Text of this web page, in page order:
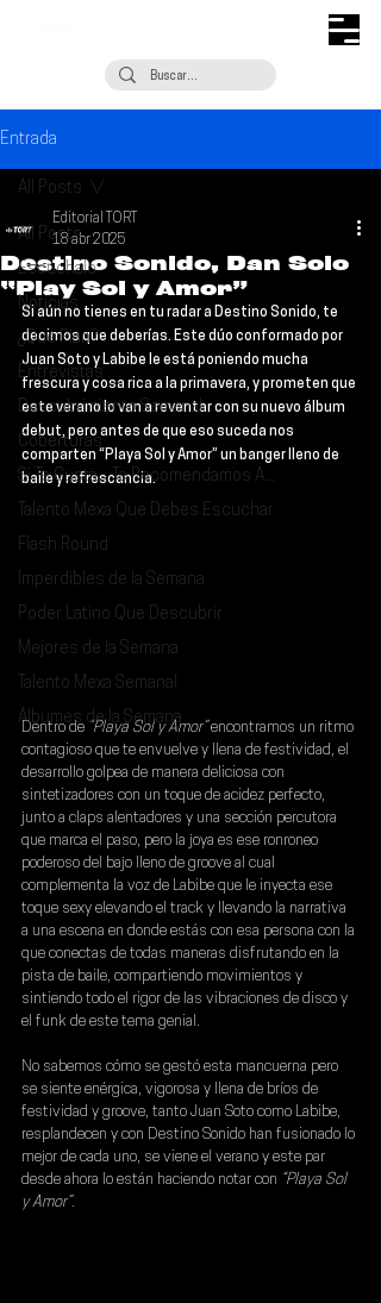
Entrada
All Posts
Escúchalo
Noticias
¿Qué Plan?
Entrevistas
Descubrimiento Semanal
Coberturas
Si Te Gusta... Te Recomendamos A...
Talento Mexa Que Debes Escuchar
Flash Round
Imperdibles de la Semana
Poder Latino Que Descubrir
Mejores de la Semana
Talento Mexa Semanal
Álbumes de la Semana
All Posts
Destino Sonido, Dan Solo
“Play Sol y Amor”
Editorial TORT
18 abr 2025
Si aún no tienes en tu radar a Destino Sonido, te
decimos que deberías. Este dúo conformado por
Juan Soto y Labibe le está poniendo mucha
frescura y cosa rica a la primavera, y prometen que
este verano lo van a reventar con su nuevo álbum
debut, pero antes de que eso suceda nos
comparten “Playa Sol y Amor” un banger lleno de
baile y refrescancia.
Dentro de “Playa Sol y Amor” encontramos un ritmo
contagioso que te envuelve y llena de festividad, el
desarrollo golpea de manera deliciosa con
sintetizadores con un toque de acidez perfecto,
junto a claps alentadores y una sección percutora
que marca el paso, pero la joya es ese ronroneo
poderoso del bajo lleno de groove al cual
complementa la voz de Labibe que le inyecta ese
toque sexy elevando el track y llevando la narrativa
a una escena en donde estás con esa persona con la
que conectas de todas maneras disfrutando en la
pista de baile, compartiendo movimientos y
sintiendo todo el rigor de las vibraciones de disco y
el funk de este tema genial.
No sabemos cómo se gestó esta mancuerna pero
se siente enérgica, vigorosa y llena de bríos de
festividad y groove, tanto Juan Soto como Labibe,
resplandecen y con Destino Sonido han fusionado lo
mejor de cada uno, se viene el verano y este par
desde ahora lo están haciendo notar con
“Playa Sol
y Amor” .